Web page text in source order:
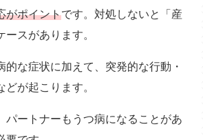
がポイントです。対処しないと「産
スがあります。
的な症状に加えて、突発的な行動・
どが起こります。
パートナーもうつ病になることがあ